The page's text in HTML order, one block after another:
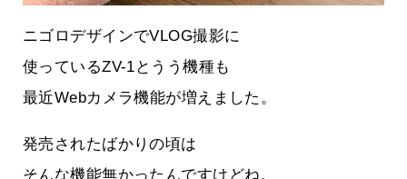
ニゴロデザインでVLOG撮影に
使っているZV-1とうう機種も
最近Webカメラ機能が増えました。
発売されたばかりの頃は
そんな機能無かったんですけどね。